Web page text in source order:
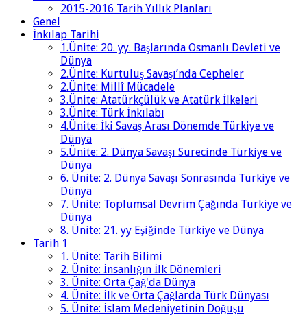
2015-2016 Tarih Yıllık Planları
Genel
İnkılap Tarihi
1.Ünite: 20. yy. Başlarında Osmanlı Devleti ve
Dünya
2.Ünite: Kurtuluş Savaşı’nda Cepheler
2.Ünite: Millî Mücadele
3.Ünite: Atatürkçülük ve Atatürk İlkeleri
3.Ünite: Türk İnkılabı
4.Ünite: İki Savaş Arası Dönemde Türkiye ve
Dünya
5.Ünite: 2. Dünya Savaşı Sürecinde Türkiye ve
Dünya
6. Ünite: 2. Dünya Savaşı Sonrasında Türkiye ve
Dünya
7. Ünite: Toplumsal Devrim Çağında Türkiye ve
Dünya
8. Ünite: 21. yy Eşiğinde Türkiye ve Dünya
Tarih 1
1. Ünite: Tarih Bilimi
2. Ünite: İnsanlığın İlk Dönemleri
3. Ünite: Orta Çağ'da Dünya
4. Ünite: İlk ve Orta Çağlarda Türk Dünyası
5. Ünite: İslam Medeniyetinin Doğuşu